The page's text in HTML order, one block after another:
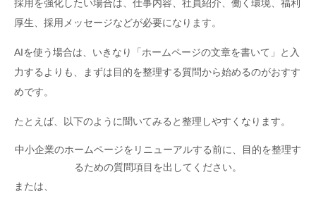
採用を強化したい場合は、仕事内容、社員紹介、働く環境、福利
厚生、採用メッセージなどが必要になります。
AIを使う場合は、いきなり「ホームページの文章を書いて」と入
力するよりも、まずは目的を整理する質問から始めるのがおすす
めです。
たとえば、以下のように聞いてみると整理しやすくなります。
中小企業のホームページをリニューアルする前に、目的を整理す
るための質問項目を出してください。
または、